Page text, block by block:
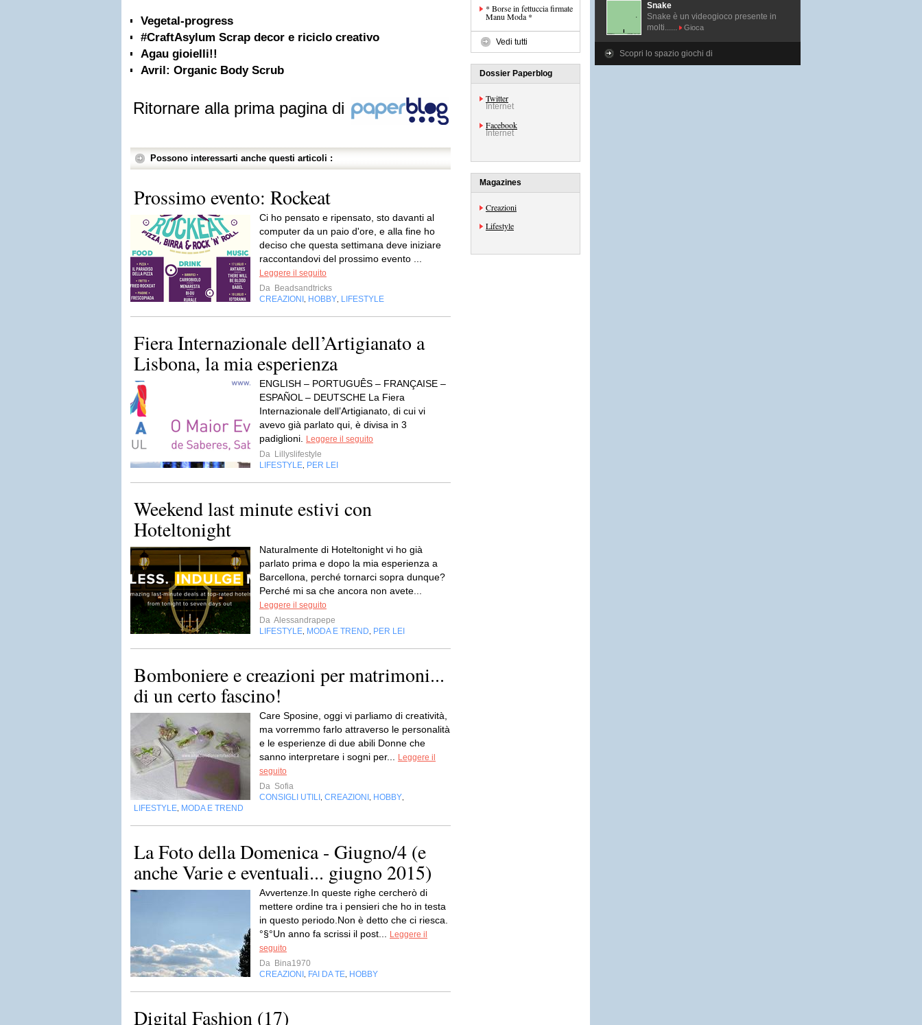
Vegetal-progress
#CraftAsylum Scrap decor e riciclo creativo
Agau gioielli!!
Avril: Organic Body Scrub
Ritornare alla prima pagina di
Possono interessarti anche questi articoli :
Prossimo evento: Rockeat
Ci ho pensato e ripensato, sto davanti al
computer da un paio d'ore, e alla fine ho
deciso che questa settimana deve iniziare
raccontandovi del prossimo evento ...
Leggere il seguito
Da Beadsandtricks
CREAZIONI
HOBBY LIFESTYLE
Fiera Internazionale dell’Artigianato a
Lisbona, la mia esperienza
ENGLISH – PORTUGUÊS – FRANÇAISE –
ESPAÑOL – DEUTSCHE La Fiera
Internazionale dell’Artigianato, di cui vi
avevo già parlato qui, è divisa in 3
padiglioni.
Leggere il seguito
Da Lillyslifestyle
LIFESTYLE PER LEI
Weekend last minute estivi con
Hoteltonight
Naturalmente di Hoteltonight vi ho già
parlato prima e dopo la mia esperienza a
Barcellona, perché tornarci sopra dunque?
Perché mi sa che ancora non avete...
Leggere il seguito
Da Alessandrapepe
LIFESTYLE MODA E TREND PER LEI
Bomboniere e creazioni per matrimoni...
di un certo fascino!
Care Sposine, oggi vi parliamo di creatività,
ma vorremmo farlo attraverso le personalità
e le esperienze di due abili Donne che
sanno interpretare i sogni per...
Leggere il
seguito
Da Sofia
CONSIGLI UTILI
CREAZIONI HOBBY
LIFESTYLE MODA E TREND
La Foto della Domenica - Giugno/4 (e
anche Varie e eventuali... giugno 2015)
Avvertenze.In queste righe cercherò di
mettere ordine tra i pensieri che ho in testa
in questo periodo.Non è detto che ci riesca.
°§°Un anno fa scrissi il post...
Leggere il
seguito
Da Bina1970
CREAZIONI
FAI DA TE HOBBY
Digital Fashion (17)
* Borse in fettuccia firmate
Manu Moda *
Vedi tutti
Dossier Paperblog
Twitter
Internet
Facebook
Internet
Magazines
Creazioni
Lifestyle
Snake
Snake è un videogioco presente in
molti......
Gioca
Scopri lo spazio giochi di